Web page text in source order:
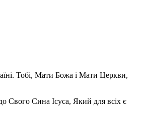
Тобі, Мати Божа і Мати Церкви,
Свого Сина Ісуса, Який для всіх є